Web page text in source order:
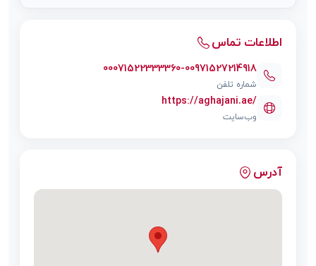
اطلاعات تماس
00071522333360-00971527214918
شماره تلفن
https://aghajani.ae/
وب‌سایت
آدرس